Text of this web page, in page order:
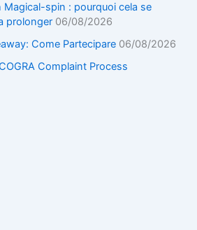
Magical-spin : pourquoi cela se
prolonger 06/08/2026
Come Partecipare 06/08/2026
Complaint Process